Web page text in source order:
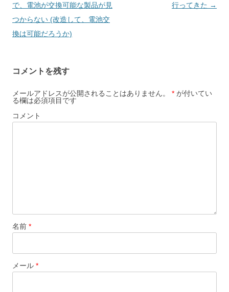
稿
ナ
ビ
シ
ョ
ン
で、電池が交換可能な製品が見
つからない (改造して、電池交
換は可能だろうか)
行ってきた →
コメントを残す
メールアドレスが公開されることはありません。 * が付いてい
る欄は必須項目です
コメント
名前 *
メール *